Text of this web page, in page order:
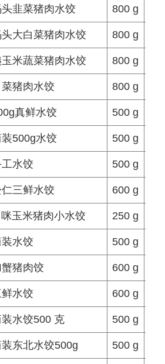
韭菜猪肉水饺 800 g
大白菜猪肉水饺 800 g
米蔬菜猪肉水饺 800 g
猪肉水饺 800 g
真鲜水饺 500 g
500g水饺 500 g
水饺 500 g
三鲜水饺 600 g
玉米猪肉小水饺 250 g
水饺 500 g
猪肉饺 600 g
水饺 600 g
水饺500 克 500 g
东北水饺500g 500 g